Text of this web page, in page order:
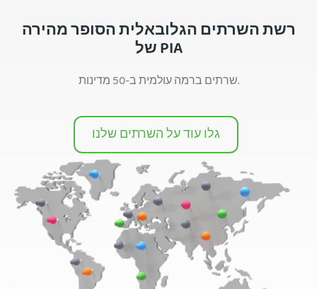
רשת השרתים הגלובאלית הסופר מהירה
של PIA
שרתים ברמה עולמית ב-50 מדינות.
גלו עוד על השרתים שלנו